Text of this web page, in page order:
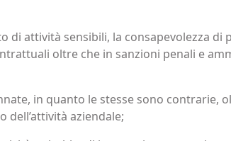
attività sensibili, la consapevolezza di
oltre che in sanzioni penali e
in quanto le stesse sono contrarie,
dell’attività aziendale;